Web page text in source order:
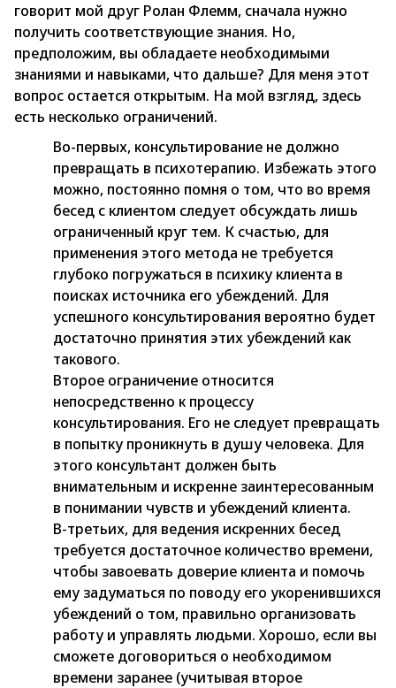
говорит мой друг Ролан Флемм, сначала нужно
получить соответствующие знания. Но,
предположим, вы обладаете необходимыми
знаниями и навыками, что дальше? Для меня этот
вопрос остается открытым. На мой взгляд, здесь
есть несколько ограничений.
Во-первых, консультирование не должно
превращать в психотерапию. Избежать этого
можно, постоянно помня о том, что во время
бесед с клиентом следует обсуждать лишь
ограниченный круг тем. К счастью, для
применения этого метода не требуется
глубоко погружаться в психику клиента в
поисках источника его убеждений. Для
успешного консультирования вероятно будет
достаточно принятия этих убеждений как
такового.
Второе ограничение относится
непосредственно к процессу
консультирования. Его не следует превращать
в попытку проникнуть в душу человека. Для
этого консультант должен быть
внимательным и искренне заинтересованным
в понимании чувств и убеждений клиента.
В-третьих, для ведения искренних бесед
требуется достаточное количество времени,
чтобы завоевать доверие клиента и помочь
ему задуматься по поводу его укоренившихся
убеждений о том, правильно организовать
работу и управлять людьми. Хорошо, если вы
сможете договориться о необходимом
времени заранее (учитывая второе